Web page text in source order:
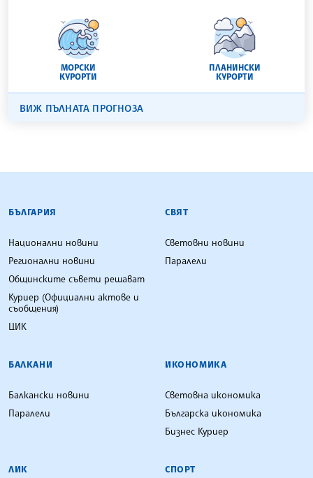
МОРСКИ
КУРОРТИ
ПЛАНИНСКИ
КУРОРТИ
ВИЖ ПЪЛНАТА ПРОГНОЗА
БЪЛГАРСКА ТЕЛЕГРАФНА АГЕНЦИЯ
БЪЛГАРИЯ
Национални новини
Регионални новини
Общинските съвети решават
Куриер (Официални актове и
съобщения)
ЦИК
СВЯТ
Световни новини
Паралели
БАЛКАНИ
Балкански новини
Паралели
ИКОНОМИКА
Световна икономика
Българска икономика
Бизнес Куриер
ЛИК СПОРТ